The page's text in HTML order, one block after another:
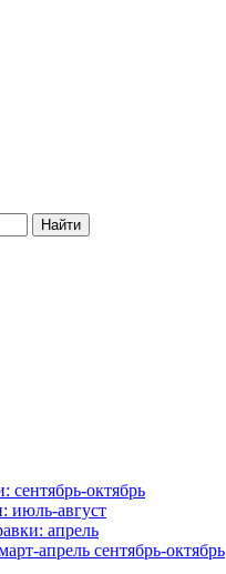
Найти
сентябрь-октябрь
июль-август
апрель
апрель сентябрь-октябрь